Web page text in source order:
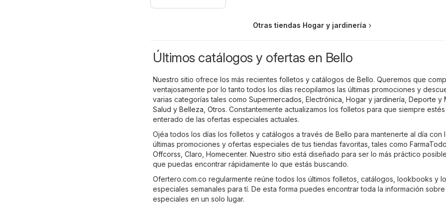
Otras tiendas Hogar y jardinería
Últimos catálogos y ofertas en Bello
Nuestro sitio ofrece los más recientes folletos y catálogos de Bello. Queremos que
ventajosamente por lo tanto todos los días recopilamos las últimas promociones y
varias categorías tales como Supermercados Electrónica Hogar y jardinería Deporte y
Salud y Belleza Otros. Constantemente actualizamos los folletos para que siempre estés
enterado de las ofertas especiales actuales.
Ojéa todos los días los folletos y catálogos a través de Bello para mantenerte al día con
últimas promociones y ofertas especiales de tus tiendas favoritas, tales como
Offcorss Claro Homecenter. Nuestro sitio está diseñado para ser lo más práctico
que puedas encontrar rápidamente lo que estás buscando.
Ofertero.com.co regularmente reúne todos los últimos folletos, catálogos, lookbooks y
especiales semanales para tí. De esta forma puedes encontrar toda la información
especiales en un solo lugar.